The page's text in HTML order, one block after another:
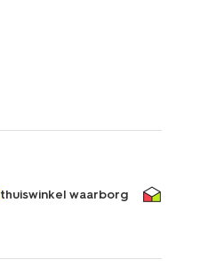
thuiswinkel waarborg